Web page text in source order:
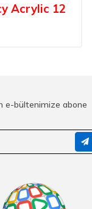
Acrylic 12
e-bültenimize abone